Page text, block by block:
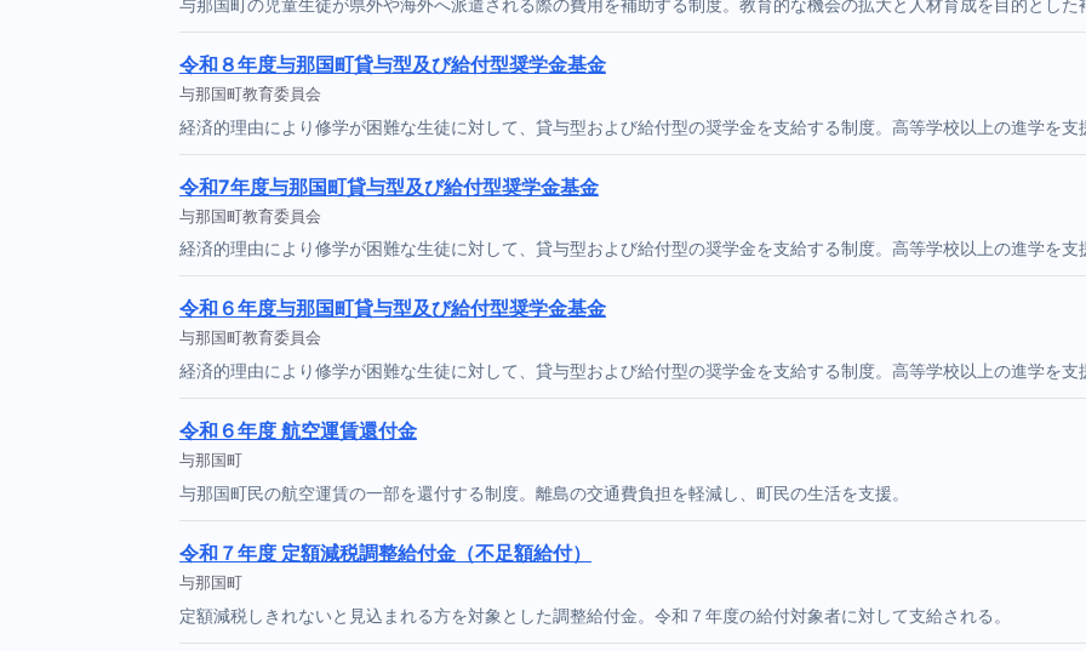
令和８年度与那国町貸与型及び給付型奨学金基金
与那国町教育委員会
経済的理由により修学が困難な生徒に対して、貸与型および給付型の奨学金を支給する制度。高等学校以上の進学を支
令和7年度与那国町貸与型及び給付型奨学金基金
与那国町教育委員会
経済的理由により修学が困難な生徒に対して、貸与型および給付型の奨学金を支給する制度。高等学校以上の進学を支
令和６年度与那国町貸与型及び給付型奨学金基金
与那国町教育委員会
経済的理由により修学が困難な生徒に対して、貸与型および給付型の奨学金を支給する制度。高等学校以上の進学を支
令和６年度 航空運賃還付金
与那国町
与那国町民の航空運賃の一部を還付する制度。離島の交通費負担を軽減し、町民の生活を支援。
令和７年度 定額減税調整給付金（不足額給付）
与那国町
定額減税しきれないと見込まれる方を対象とした調整給付金。令和７年度の給付対象者に対して支給される。